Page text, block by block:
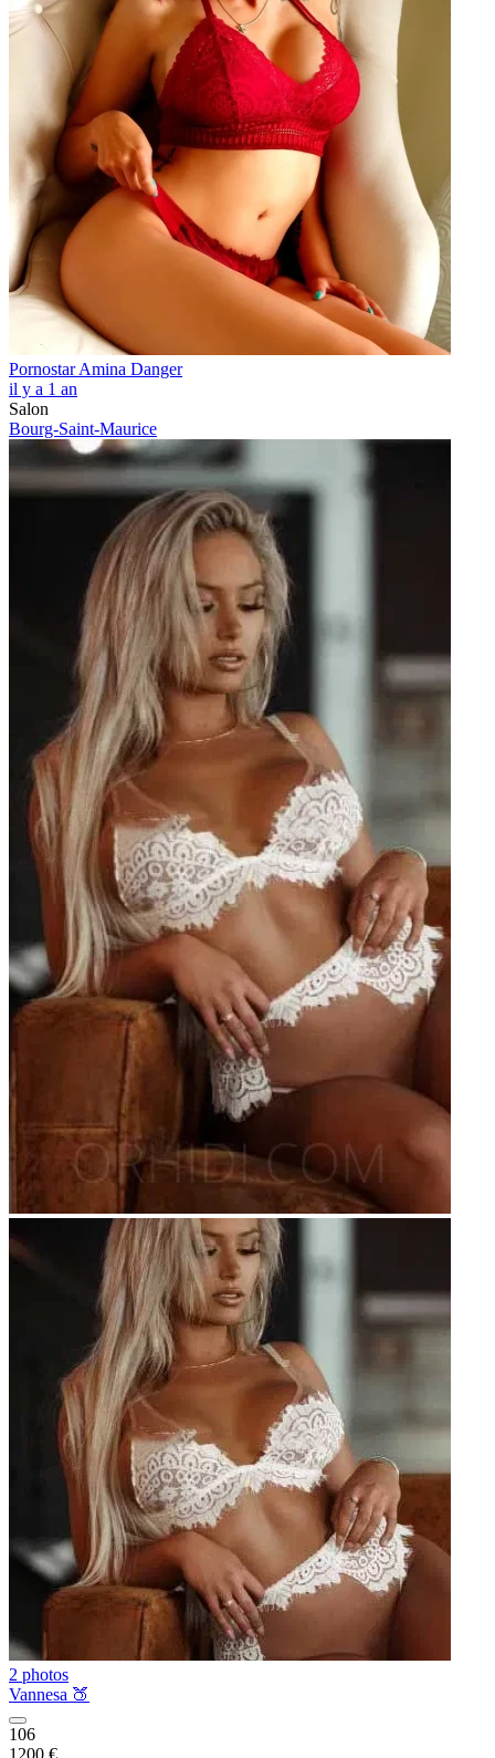
Pornostar Amina Danger
il y a 1 an
Salon
Bourg-Saint-Maurice
2 photos
Vannesa 🍑
106
1200 €